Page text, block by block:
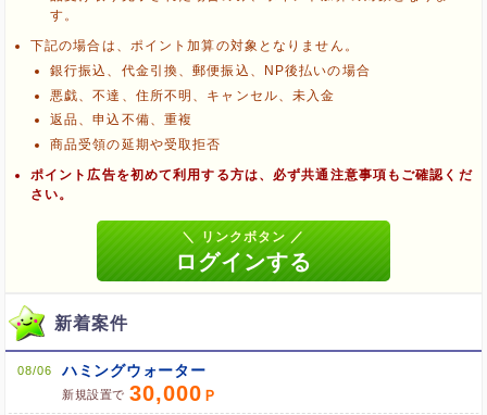
す。
下記の場合は、ポイント加算の対象となりません。
銀行振込、代金引換、郵便振込、NP後払いの場合
悪戯、不達、住所不明、キャンセル、未入金
返品、申込不備、重複
商品受領の延期や受取拒否
ポイント広告を初めて利用する方は、必ず共通注意事項もご確認くだ
さい。
ブラウザのアプリ、ウィンドウ、タブを閉じる
ブラウザのクッキー情報を全て削除してブラウザを再起動
ポケマNetにログインして「ポイント対象リンク」からポイント
広告を利用
新着案件
08/06 ハミングウォーター
新規設置で 30,000